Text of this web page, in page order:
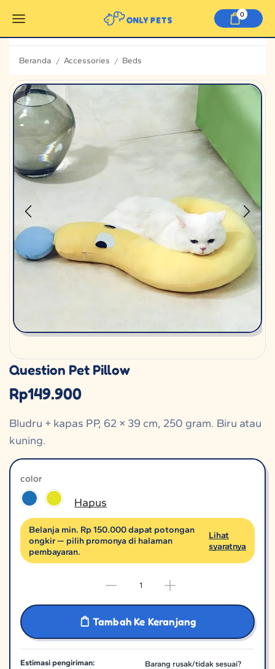
0
Beranda / Accessories / Beds
Question Pet Pillow
Rp149.900
Bludru + kapas PP, 62 × 39 cm, 250 gram. Biru atau
kuning.
color
Hapus
Belanja min. Rp 150.000 dapat potongan
ongkir — pilih promonya di halaman
pembayaran.
Lihat
syaratnya
Tambah Ke Keranjang
Estimasi pengiriman:
Barang rusak/tidak sesuai?